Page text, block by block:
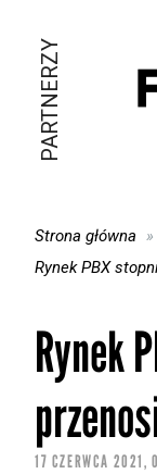
PARTNERZY
Strona główna
Rynek PBX
Rynek
17 CZERWCA 2021,